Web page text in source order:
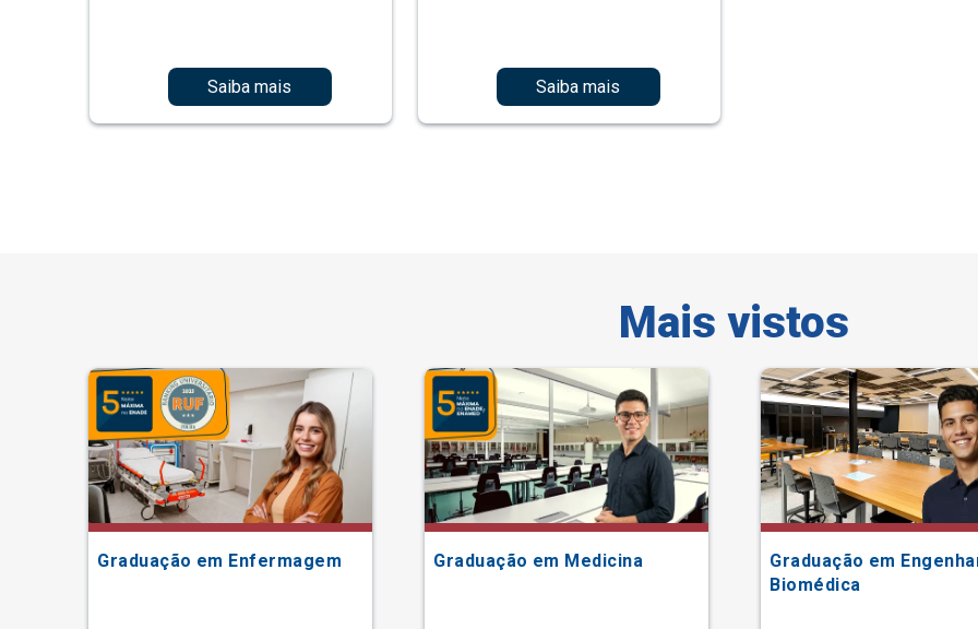
Saiba mais Saiba mais
Mais vistos
Graduação em Enfermagem Graduação em Medicina
Graduação em
Biomédica